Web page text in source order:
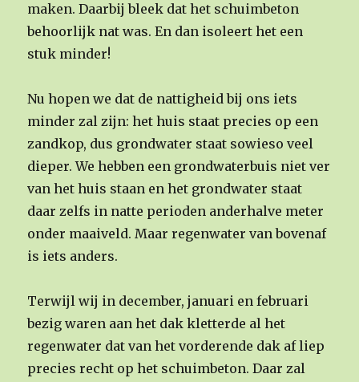
maken. Daarbij bleek dat het schuimbeton
behoorlijk nat was. En dan isoleert het een
stuk minder!
Nu hopen we dat de nattigheid bij ons iets
minder zal zijn: het huis staat precies op een
zandkop, dus grondwater staat sowieso veel
dieper. We hebben een grondwaterbuis niet ver
van het huis staan en het grondwater staat
daar zelfs in natte perioden anderhalve meter
onder maaiveld. Maar regenwater van bovenaf
is iets anders.
Terwijl wij in december, januari en februari
bezig waren aan het dak kletterde al het
regenwater dat van het vorderende dak af liep
precies recht op het schuimbeton. Daar zal